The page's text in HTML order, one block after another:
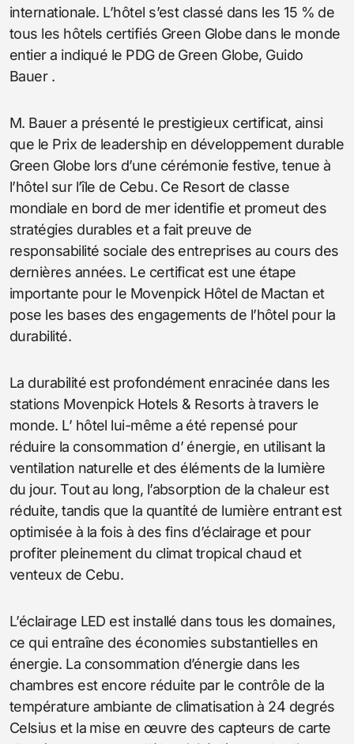
internationale. L’hôtel s’est classé dans les 15 % de
tous les hôtels certifiés Green Globe dans le monde
entier a indiqué le PDG de Green Globe, Guido
Bauer .
M. Bauer a présenté le prestigieux certificat, ainsi
que le Prix de leadership en développement durable
Green Globe lors d’une cérémonie festive, tenue à
l’hôtel sur l’île de Cebu. Ce Resort de classe
mondiale en bord de mer identifie et promeut des
stratégies durables et a fait preuve de
responsabilité sociale des entreprises au cours des
dernières années. Le certificat est une étape
importante pour le Movenpick Hôtel de Mactan et
pose les bases des engagements de l’hôtel pour la
durabilité.
La durabilité est profondément enracinée dans les
stations Movenpick Hotels & Resorts à travers le
monde. L’ hôtel lui-même a été repensé pour
réduire la consommation d’ énergie, en utilisant la
ventilation naturelle et des éléments de la lumière
du jour. Tout au long, l’absorption de la chaleur est
réduite, tandis que la quantité de lumière entrant est
optimisée à la fois à des fins d’éclairage et pour
profiter pleinement du climat tropical chaud et
venteux de Cebu.
L’éclairage LED est installé dans tous les domaines,
ce qui entraîne des économies substantielles en
énergie. La consommation d’énergie dans les
chambres est encore réduite par le contrôle de la
température ambiante de climatisation à 24 degrés
Celsius et la mise en œuvre des capteurs de carte